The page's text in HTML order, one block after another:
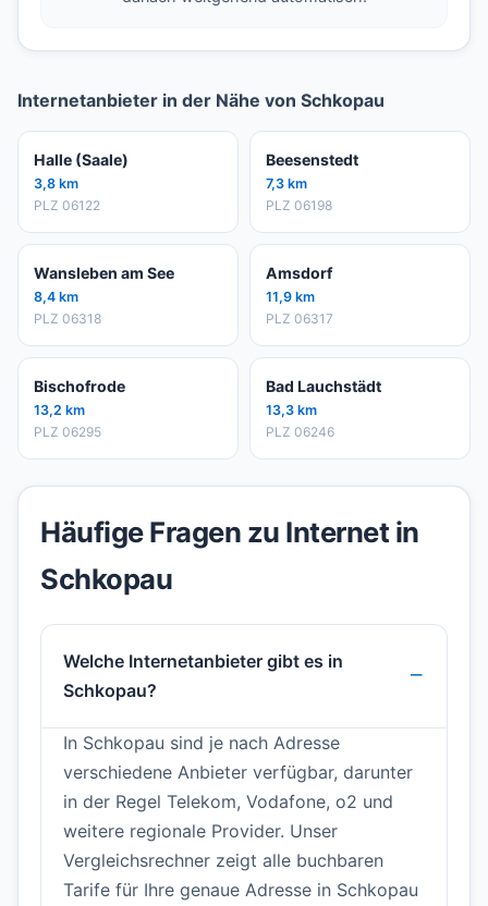
Internetanbieter in der Nähe von Schkopau
Halle (Saale)
3,8 km
PLZ 06122
Beesenstedt
7,3 km
PLZ 06198
Wansleben am See
8,4 km
PLZ 06318
Amsdorf
11,9 km
PLZ 06317
Bischofrode
13,2 km
PLZ 06295
Bad Lauchstädt
13,3 km
PLZ 06246
Häufige Fragen zu Internet in
Schkopau
Welche Internetanbieter gibt es in
Schkopau?
In Schkopau sind je nach Adresse
verschiedene Anbieter verfügbar, darunter
in der Regel Telekom, Vodafone, o2 und
weitere regionale Provider. Unser
Vergleichsrechner zeigt alle buchbaren
Tarife für Ihre genaue Adresse in Schkopau